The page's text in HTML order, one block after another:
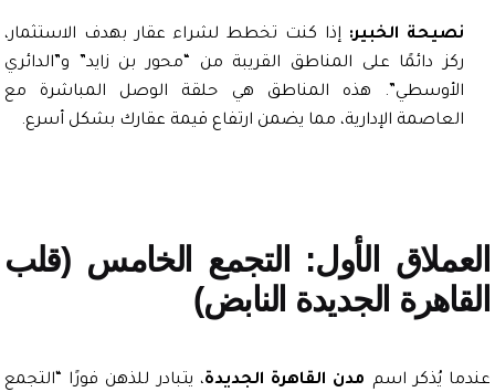
الخبير:إذا كنت تخطط لشراء عقار بهدف الاستثمار،
دائمًا على المناطق القريبة من “محور بن زايد” و”الدائري
هذه المناطق هي حلقة الوصل المباشرة مع
الإدارية، مما يضمن ارتفاع قيمة عقارك بشكل أسرع.
الأول: التجمع الخامس (قلب
الجديدة النابض)
يُذكر اسممدن القاهرة الجديدة، يتبادر للذهن فورًا “التجمع